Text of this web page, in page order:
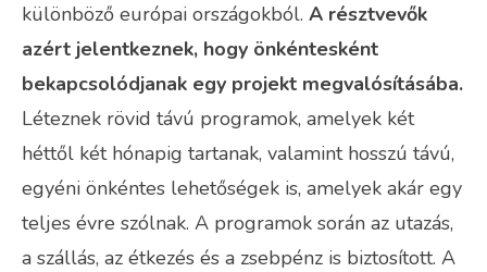
különböző európai országokból. A résztvevők
azért jelentkeznek, hogy önkéntesként
bekapcsolódjanak egy projekt megvalósításába.
Léteznek rövid távú programok, amelyek két
héttől két hónapig tartanak, valamint hosszú távú,
egyéni önkéntes lehetőségek is, amelyek akár egy
teljes évre szólnak. A programok során az utazás,
a szállás, az étkezés és a zsebpénz is biztosított. A